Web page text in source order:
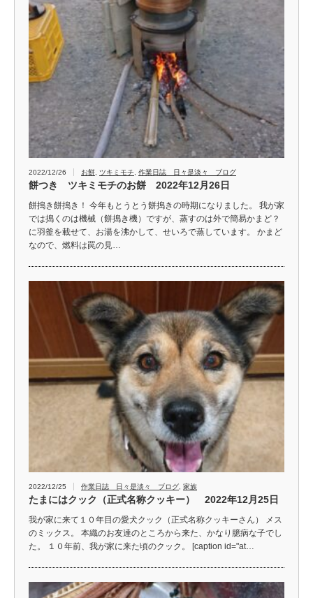
2022/12/26 お餅 ツキミモチ 作業日誌 日々是淡々 ブログ
餅つき ツキミモチのお餅 2022年12月26日
餅搗き餅搗き！ 今年もとうとう餅搗きの時期になりました。 我が家
では搗くのは機械（餅搗き機）ですが、蒸すのは外で簡易かまど？
に羽釜を載せて、お湯を沸かして、せいろで蒸しています。 かまど
なので、燃料は罠の見…
2022/12/25 作業日誌 日々是淡々 ブログ 家族
たまにはクック（正式名称クッキー） 2022年12月25日
我が家に来て１０年目の愛犬クック（正式名称クッキーさん） メス
のミックス。 本織のお友達のところから来た、かなり臆病な子でし
た。 １０年前、我が家に来た頃のクック。 [caption id="at…